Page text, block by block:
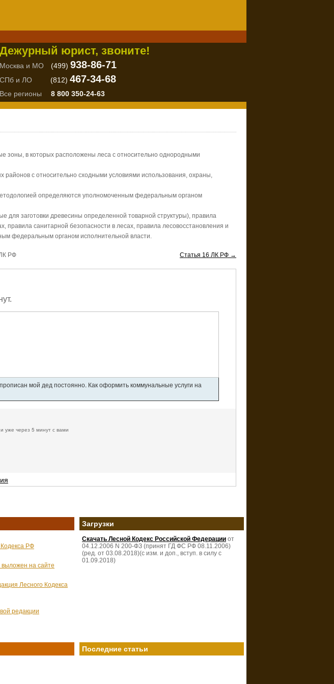
Дежурный юрист, звоните!
Москва и МО (499) 938-86-71
СПб и ЛО (812) 467-34-68
Все регионы 8 800 350-24-63
зоны, в которых расположены леса с относительно однородными
районов с относительно сходными условиями использования, охраны,
определяются уполномоченным федеральным органом
заготовки древесины определенной товарной структуры), правила
правила санитарной безопасности в лесах, правила лесовосстановления и
федеральным органом исполнительной власти.
РФ Статья 16 ЛК РФ →
мой дед постоянно. Как оформить коммунальные услуги на
уже через 5 минут с вами
РФ
на сайте
Лесного Кодекса
редакции
Загрузки
Скачать Лесной Кодекс Российской Федерации от
04.12.2006 N 200-ФЗ (принят ГД ФС РФ 08.11.2006)
(ред. от 03.08.2018)(с изм. и доп., вступ. в силу с
01.09.2018)
Последние статьи